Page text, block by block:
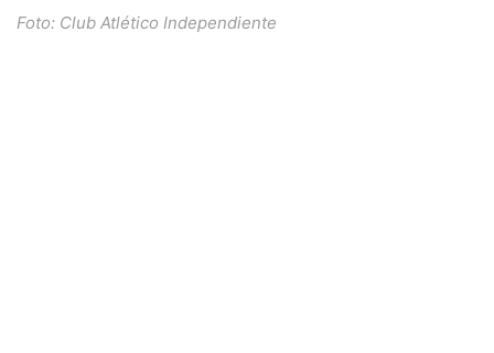
Foto: Club Atlético Independiente